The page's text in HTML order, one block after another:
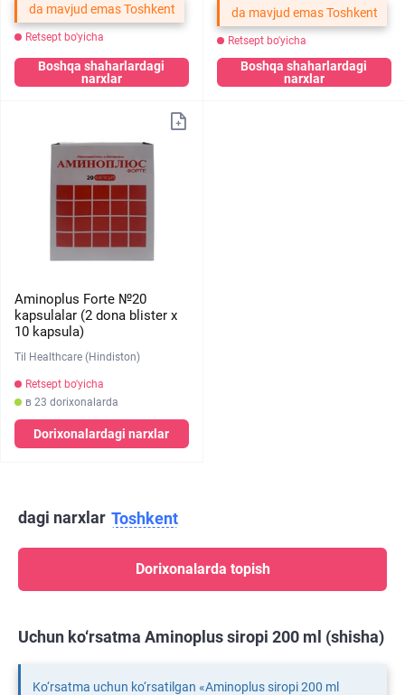
da mavjud emas Toshkent
Retsept bo'yicha
Boshqa shaharlardagi
narxlar
da mavjud emas Toshkent
Retsept bo'yicha
Boshqa shaharlardagi
narxlar
Aminoplus Forte №20
kapsulalar (2 dona blister х
10 kapsula)
Til Healthcare (Hindiston)
Retsept bo'yicha
в 23 dorixonalarda
Dorixonalardagi narxlar
dagi narxlar Toshkent
Dorixonalarda topish
Uchun ko‘rsatma Aminoplus siropi 200 ml (shisha)
Ko‘rsatma uchun ko‘rsatilgan «Aminoplus siropi 200 ml